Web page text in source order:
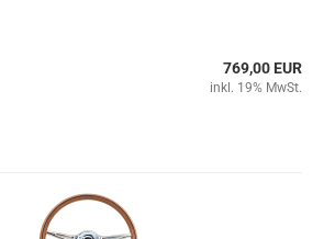
769,00 EUR
inkl. 19% MwSt.